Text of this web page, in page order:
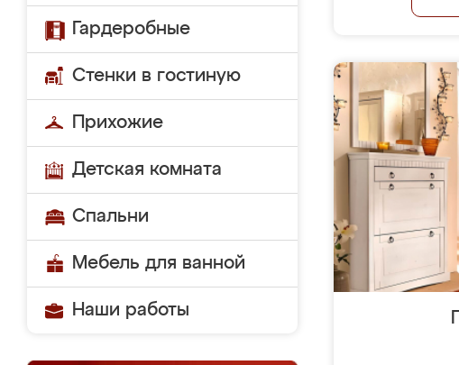
Гардеробные
Стенки в гостиную
Прихожие
Детская комната
Спальни
Мебель для ванной
Наши работы